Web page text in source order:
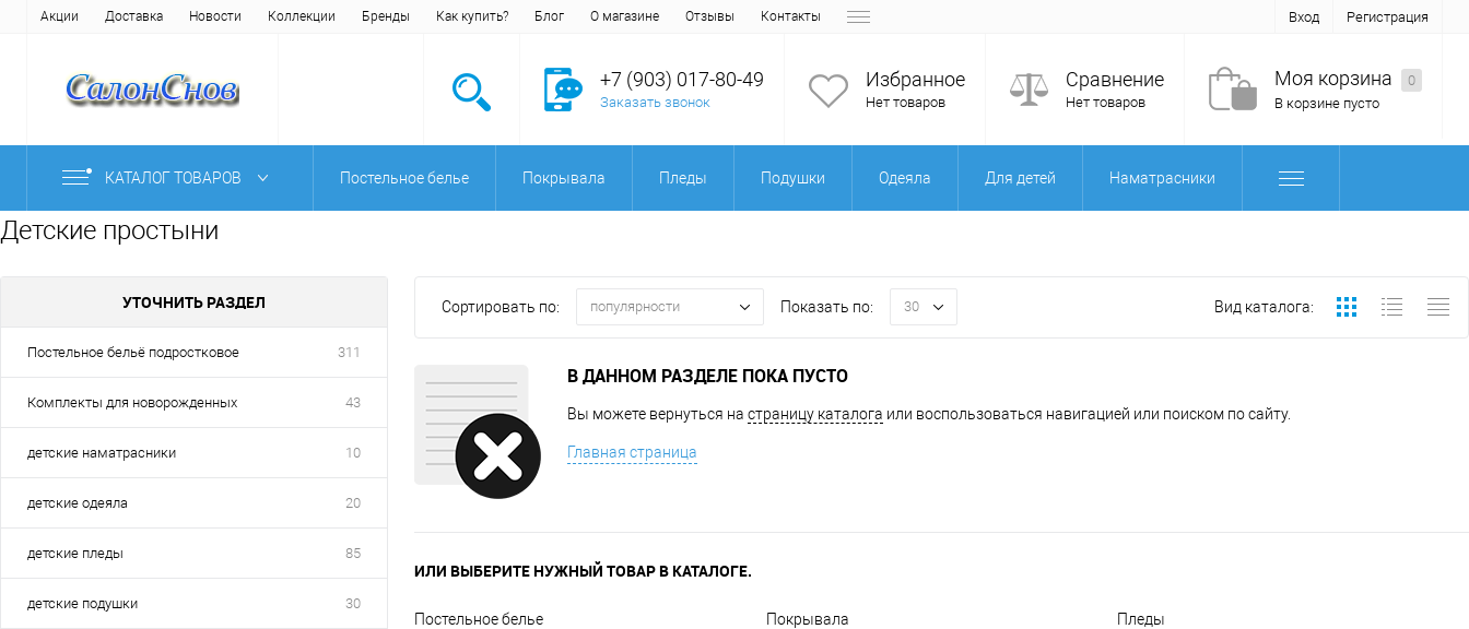
Акции Доставка Новости Коллекции Бренды Как купить? Блог О магазине Отзывы Контакты Вход Регистрация
+7 (903) 017-80-49
Заказать звонок
Избранное
Нет товаров
Сравнение
Нет товаров
Моя корзина
0
В корзине пусто
КАТАЛОГ ТОВАРОВ Постельное белье Покрывала Пледы Подушки Одеяла Для детей Наматрасники
Детские простыни
УТОЧНИТЬ РАЗДЕЛ
Постельное бельё подростковое 311
Комплекты для новорожденных 43
детские наматрасники 10
детские одеяла 20
детские пледы 85
детские подушки 30
Сортировать по: популярности Показать по: 30 Вид каталога:
В ДАННОМ РАЗДЕЛЕ ПОКА ПУСТО
Вы можете вернуться на страницу каталога или воспользоваться навигацией или поиском по сайту.
Главная страница
ИЛИ ВЫБЕРИТЕ НУЖНЫЙ ТОВАР В КАТАЛОГЕ.
Постельное белье Покрывала Пледы